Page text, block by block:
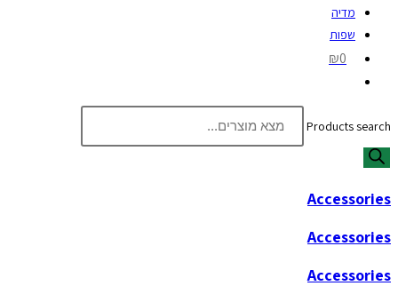
מדיה
שפות
₪0
Products search
Accessories
Accessories
Accessories